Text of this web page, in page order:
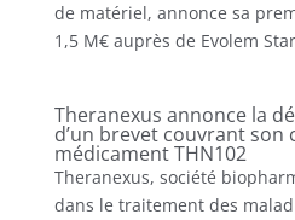
de matériel, annonce sa
1,5 M€ auprès de Evolem
Theranexus annonce la
d’un brevet couvrant son
médicament THN102
Theranexus, société
dans le traitement des